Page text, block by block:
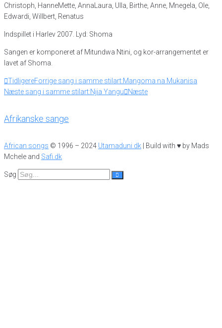
Christoph, HanneMette, AnnaLaura, Ulla, Birthe, Anne, Mnegela, Ole,
Edwardi, Willbert, Renatus
Indspillet i Harlev 2007. Lyd: Shoma
Sangen er komponeret af Mitundwa Ntini, og kor-arrangementet er
lavet af Shoma.
TidligereForrige sang i samme stilart:Mangoma na Mukanisa
Næste sang i samme stilart:Njia Yangu Næste
Afrikanske sange
African songs © 1996 – 2024 Utamaduni.dk | Build with ♥ by Mads
Mchele and Safi.dk
Søg